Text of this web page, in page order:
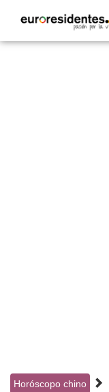
Horóscopo chino